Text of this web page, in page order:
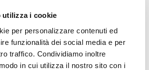
utilizza i cookie
per personalizzare contenuti ed
funzionalità dei social media e per
traffico. Condividiamo inoltre
in cui utilizza il nostro sito con i